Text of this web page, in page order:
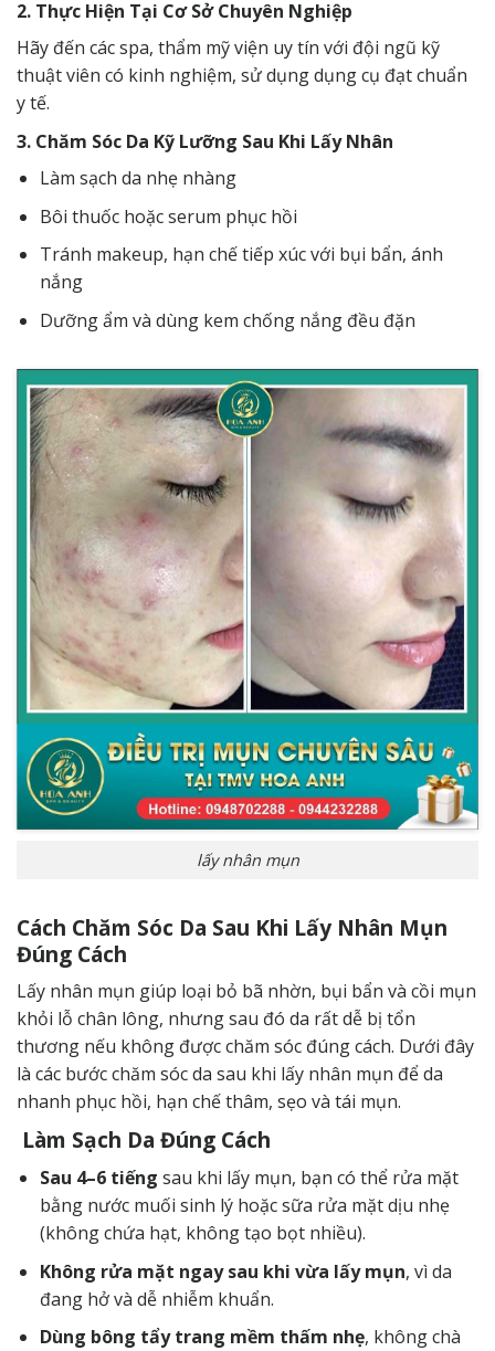
2. Thực Hiện Tại Cơ Sở Chuyên Nghiệp
Hãy đến các spa, thẩm mỹ viện uy tín với đội ngũ kỹ
thuật viên có kinh nghiệm, sử dụng dụng cụ đạt chuẩn
y tế.
3. Chăm Sóc Da Kỹ Lưỡng Sau Khi Lấy Nhân
Làm sạch da nhẹ nhàng
Bôi thuốc hoặc serum phục hồi
Tránh makeup, hạn chế tiếp xúc với bụi bẩn, ánh
nắng
Dưỡng ẩm và dùng kem chống nắng đều đặn
lấy nhân mụn
Cách Chăm Sóc Da Sau Khi Lấy Nhân Mụn
Đúng Cách
Lấy nhân mụn giúp loại bỏ bã nhờn, bụi bẩn và cồi mụn
khỏi lỗ chân lông, nhưng sau đó da rất dễ bị tổn
thương nếu không được chăm sóc đúng cách. Dưới đây
là các bước chăm sóc da sau khi lấy nhân mụn để da
nhanh phục hồi, hạn chế thâm, sẹo và tái mụn.
Làm Sạch Da Đúng Cách
Sau 4–6 tiếng sau khi lấy mụn, bạn có thể rửa mặt
bằng nước muối sinh lý hoặc sữa rửa mặt dịu nhẹ
(không chứa hạt, không tạo bọt nhiều).
Không rửa mặt ngay sau khi vừa lấy mụn, vì da
đang hở và dễ nhiễm khuẩn.
Dùng bông tẩy trang mềm thấm nhẹ, không chà